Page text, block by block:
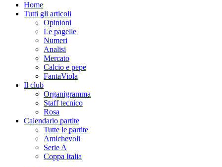
Home
Tutti gli articoli
Opinioni
Le pagelle
Numeri
Analisi
Mercato
Calcio e pepe
FantaViola
Il club
Organigramma
Staff tecnico
Rosa
Calendario partite
Tutte le partite
Amichevoli
Serie A
Coppa Italia